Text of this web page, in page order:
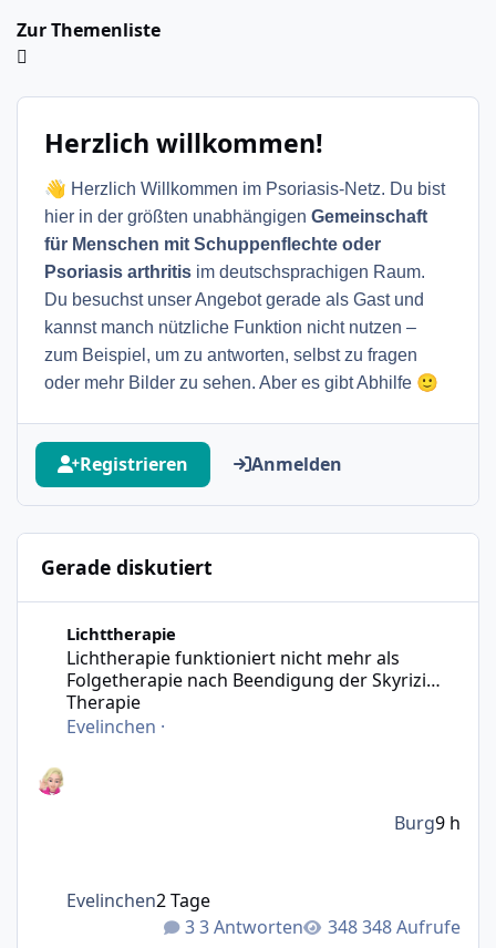
Zur Themenliste
Herzlich willkommen!
👋 Herzlich Willkommen im Psoriasis-Netz. Du bist
hier in der größten unabhängigen Gemeinschaft
für Menschen mit Schuppenflechte oder
Psoriasis arthritis im deutschsprachigen Raum.
Du besuchst unser Angebot gerade als Gast und
kannst manch nützliche Funktion nicht nutzen –
zum Beispiel, um zu antworten, selbst zu fragen
oder mehr Bilder zu sehen. Aber es gibt Abhilfe 🙂
Registrieren Anmelden
Gerade diskutiert
Lichttherapie
Lichtherapie funktioniert nicht mehr als
Folgetherapie nach Beendigung der Skyrizi
Therapie
Evelinchen ·
3 Antworten 348 Aufrufe
Evelinchen2 Tage
Burg9 h